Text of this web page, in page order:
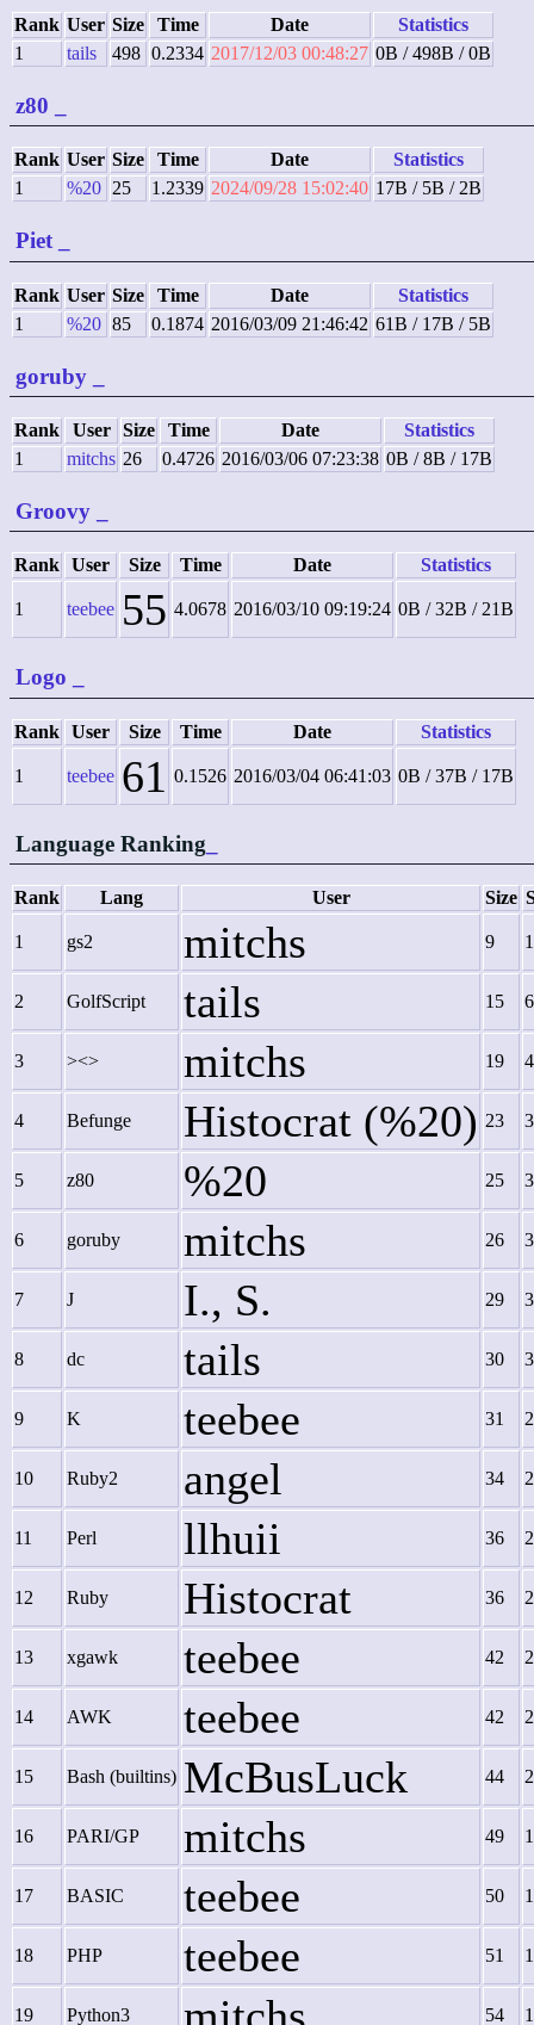
Rank User Size Time Date
Statistics
1
tails 498 0.2334 2017/12/03 00:48:27 0B / 498B / 0B
z80
Rank User Size Time Date
Statistics
1
%20 25 1.2339 2024/09/28 15:02:40 17B / 5B / 2B
Piet
Rank User Size Time Date
Statistics
1
%20 85 0.1874 2016/03/09 21:46:42 61B / 17B / 5B
goruby
Rank User Size Time Date
Statistics
1
mitchs 26 0.4726 2016/03/06 07:23:38 0B / 8B / 17B
Groovy
Rank User Size Time Date Statistics
1 teebee 55 4.0678 2016/03/10 09:19:24 0B / 32B / 21B
Logo
Rank User Size Time Date Statistics
1 teebee 61 0.1526 2016/03/04 06:41:03 0B / 37B / 17B
Language Ranking
Rank Lang User Size
1 gs2 mitchs 9
2 GolfScript tails 15
3 ><> mitchs 19
4 Befunge Histocrat (%20) 23
5 z80 %20 25
6 goruby mitchs 26
7 J I., S. 29
8 dc tails 30
9 K teebee 31
10 Ruby2 angel 34
11 Perl llhuii 36
12 Ruby Histocrat 36
13 xgawk teebee 42
14 AWK teebee 42
15 Bash (builtins) McBusLuck 44
16 PARI/GP mitchs 49
17 BASIC teebee 50
18 PHP teebee 51
19 Python3 54